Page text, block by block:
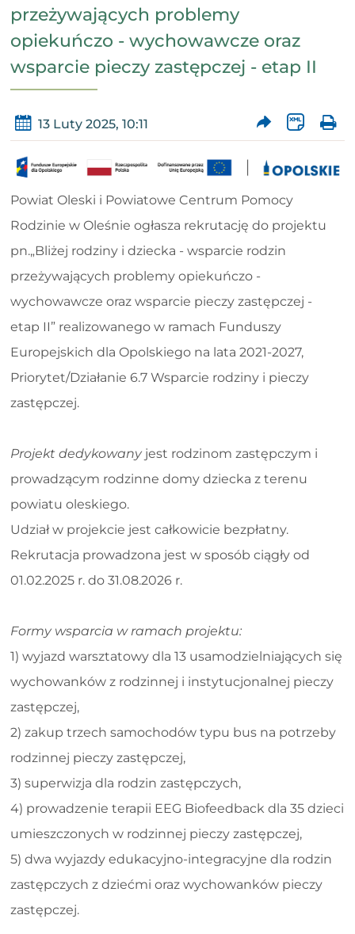
przeżywających problemy
opiekuńczo - wychowawcze oraz
wsparcie pieczy zastępczej - etap II
13 Luty 2025, 10:11
Powiat Oleski i Powiatowe Centrum Pomocy
Rodzinie w Oleśnie ogłasza rekrutację do projektu
pn.„Bliżej rodziny i dziecka - wsparcie rodzin
przeżywających problemy opiekuńczo -
wychowawcze oraz wsparcie pieczy zastępczej -
etap II” realizowanego w ramach Funduszy
Europejskich dla Opolskiego na lata 2021-2027,
Priorytet/Działanie 6.7 Wsparcie rodziny i pieczy
zastępczej.
Projekt dedykowanyjest rodzinom zastępczym i
prowadzącym rodzinne domy dziecka z terenu
powiatu oleskiego.
Udział w projekcie jest całkowicie bezpłatny.
Rekrutacja prowadzona jest w sposób ciągły od
01.02.2025 r. do 31.08.2026 r.
Formy wsparcia w ramach projektu:
1) wyjazd warsztatowy dla 13 usamodzielniających się
wychowanków z rodzinnej i instytucjonalnej pieczy
zastępczej,
2) zakup trzech samochodów typu bus na potrzeby
rodzinnej pieczy zastępczej,
3) superwizja dla rodzin zastępczych,
4) prowadzenie terapii EEG Biofeedback dla 35 dzieci
umieszczonych w rodzinnej pieczy zastępczej,
5) dwa wyjazdy edukacyjno-integracyjne dla rodzin
zastępczych z dziećmi oraz wychowanków pieczy
zastępczej.